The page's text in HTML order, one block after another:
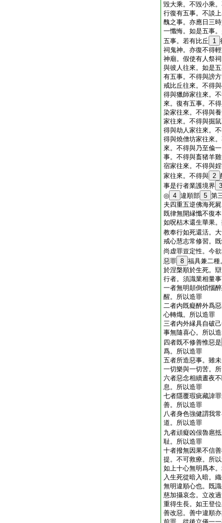
毀大乘。不毀小乘
行復有五事。不談
醜之事。亦應日三
一懺悔。如是五事
五事。若有比丘
1
祠鬼神。亦復不得
神廟。假使有人祭
與彼人往來。如是
有五事。不得與謗
戒比丘往來。不得
得與獵師家往來。
來。復有五事。不
染家往來。不得與
家往來。不得與掘
得與劫人家往來。
得與燒僧坊家往來
來。不得與乃至偸
事。不得與畜猪羊
宿家往來。不得與
家往來。不得與 2
事是行者業護境界 3
◎ 4 違順部 5 第
夫四重五逆佛海死
既律無開縁懺不復
如呪枯木還生華果
教奉行如死還活。
戒心慧志常修習。
尚虚罪豈定性。今
惡罪 8 福具兼二種
於涅槃順於生死。
行者。須識業相量
一者無明顛倒煩惱
醒。所以造罪
二者内既癡醉外爲
心轉熾。所以造罪
三者内外縁具自破
事無隨喜心。所以
四者既不修善惟惡是
爲。所以造罪
五者所造惡事。雖
一切樂與一切苦。
六者惡念相續晝夜
息。所以造罪
七者隱覆瑕疵藏諱
善。所以造罪
八者身色強健謂我
道。所以造罪
九者頑癡凶佷魯扈
耻。所以造罪
十者撥無因果不信
提。不可救療。所
如上十心無明爲本
入生死從暗入暗。
無明違順心也。既
慈加攝哀念。立改
重得生長。如王登
善改惡。善中違順